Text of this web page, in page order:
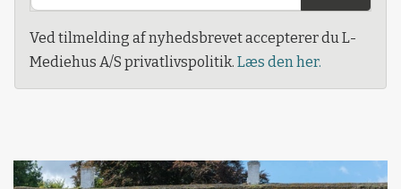
Ved tilmelding af nyhedsbrevet accepterer du L-
Mediehus A/S privatlivspolitik. Læs den her.